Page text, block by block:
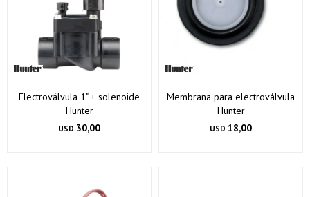
Electroválvula 1" + solenoide
Hunter
USD 30,00
Membrana para electroválvula
Hunter
USD 18,00